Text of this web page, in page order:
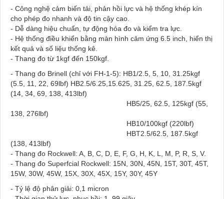
- Công nghệ cảm biến tải, phản hồi lực và hệ thống khép kín
cho phép đo nhanh và độ tin cậy cao.
- Dễ dàng hiệu chuẩn, tự động hóa đo và kiểm tra lực.
- Hệ thống điều khiển bằng màn hình cảm ứng 6.5 inch, hiển thị
kết quả và số liệu thống kê.
- Thang đo từ 1kgf đến 150kgf.
- Thang đo Brinell (chỉ với FH-1-5): HB1/2.5, 5, 10, 31.25kgf
(5.5, 11, 22, 69lbf) HB2.5/6.25,15.625, 31.25, 62.5, 187.5kgf
(14, 34, 69, 138, 413lbf)
HB5/25, 62.5, 125kgf (55,
138, 276lbf)
HB10/100kgf (220lbf)
HBT2.5/62.5, 187.5kgf
(138, 413lbf)
- Thang đo Rockwell: A, B, C, D, E, F, G, H, K, L, M, P, R, S, V.
- Thang đo Superfcial Rockwell: 15N, 30N, 45N, 15T, 30T, 45T,
15W, 30W, 45W, 15X, 30X, 45X, 15Y, 30Y, 45Y
- Tỷ lệ độ phân giải: 0,1 micron